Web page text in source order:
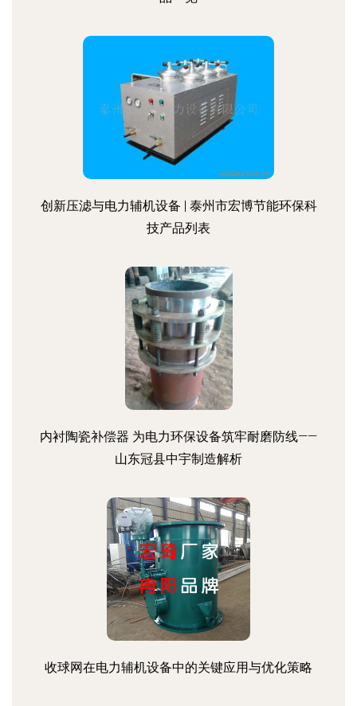
创新压滤与电力辅机设备 | 泰州市宏博节能环保科
技产品列表
内衬陶瓷补偿器 为电力环保设备筑牢耐磨防线——
山东冠县中宇制造解析
收球网在电力辅机设备中的关键应用与优化策略